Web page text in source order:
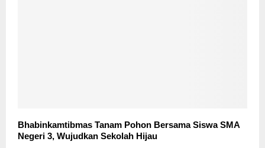
Bhabinkamtibmas Tanam Pohon Bersama Siswa SMA
Negeri 3, Wujudkan Sekolah Hijau